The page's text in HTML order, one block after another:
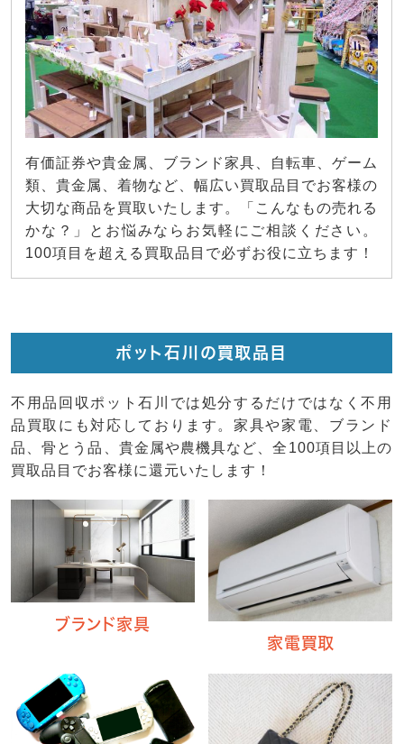
有価証券や貴金属、ブランド家具、自転車、ゲーム
類、貴金属、着物など、幅広い買取品目でお客様の
大切な商品を買取いたします。「こんなもの売れる
かな？」とお悩みならお気軽にご相談ください。
100項目を超える買取品目で必ずお役に立ちます！
ポット石川の買取品目
不用品回収ポット石川では処分するだけではなく不用
品買取にも対応しております。家具や家電、ブランド
品、骨とう品、貴金属や農機具など、全100項目以上の
買取品目でお客様に還元いたします！
ブランド家具
家電買取